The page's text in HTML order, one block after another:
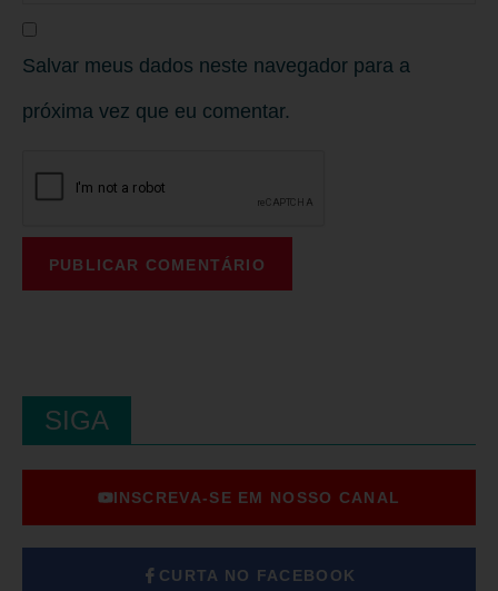
Salvar meus dados neste navegador para a
próxima vez que eu comentar.
SIGA
INSCREVA-SE EM NOSSO CANAL
CURTA NO FACEBOOK